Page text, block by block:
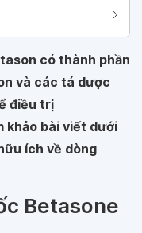
có thành phần
và các tá dược
điều trị
khảo bài viết dưới
ích về dòng
Betasone